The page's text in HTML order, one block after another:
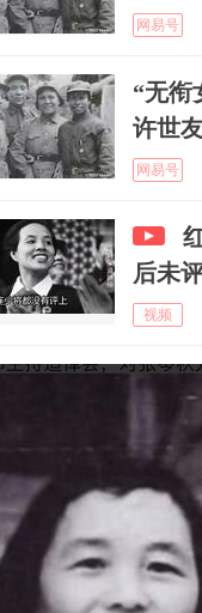
网易号
“无衔
许世
网易号
后未
视频